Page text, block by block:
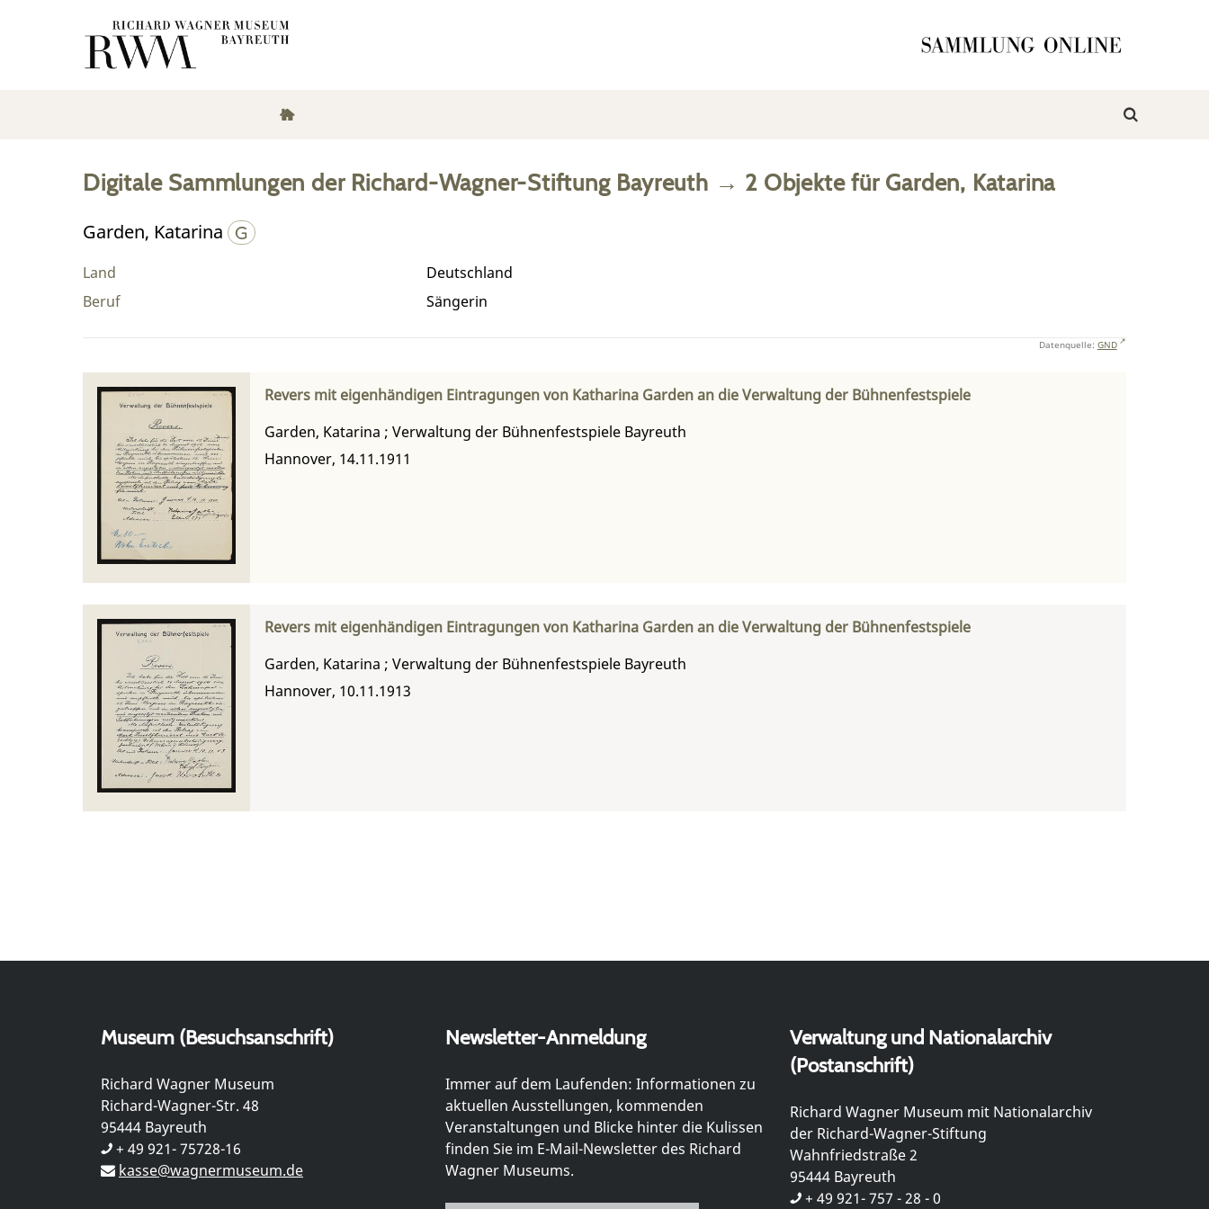
Digitale Sammlungen der Richard-Wagner-Stiftung Bayreuth → 2 Objektefür Garden, Katarina
Garden, Katarina
Land
Deutschland
Beruf
Sängerin
Datenquelle: GND
Revers mit eigenhändigen Eintragungen von Katharina Garden an die Verwaltung der Bühnenfestspiele
Garden, Katarina ; Verwaltung der Bühnenfestspiele Bayreuth
Hannover, 14.11.1911
Revers mit eigenhändigen Eintragungen von Katharina Garden an die Verwaltung der Bühnenfestspiele
Garden, Katarina ; Verwaltung der Bühnenfestspiele Bayreuth
Hannover, 10.11.1913
Museum (Besuchsanschrift)
Richard Wagner Museum
Richard-Wagner-Str. 48
95444 Bayreuth
+ 49 921- 75728-16
kasse@wagnermuseum.de
Newsletter-Anmeldung
Immer auf dem Laufenden: Informationen zu
aktuellen Ausstellungen, kommenden
Veranstaltungen und Blicke hinter die Kulissen
finden Sie im E-Mail-Newsletter des Richard
Wagner Museums.
Verwaltung und Nationalarchiv
(Postanschrift)
Richard Wagner Museum mit Nationalarchiv
der Richard-Wagner-Stiftung
Wahnfriedstraße 2
95444 Bayreuth
+ 49 921- 757 - 28 - 0